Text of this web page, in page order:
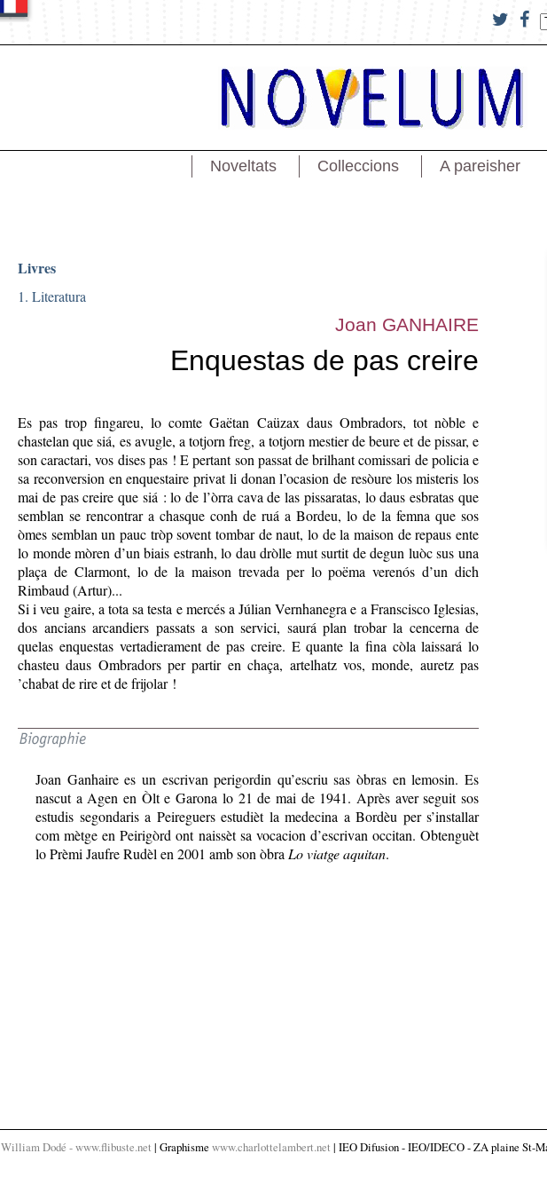
Noveltats Colleccions A pareisher
Livres
1. Literatura
Joan GANHAIRE
Enquestas de pas creire
Es pas trop fingareu, lo comte Gaëtan Caüzax daus Ombradors, tot nòble e
chastelan que siá, es avugle, a totjorn freg, a totjorn mestier de beure et de pissar, e
son caractari, vos dises pas ! E pertant son passat de brilhant comissari de policia e
sa reconversion en enquestaire privat li donan l’ocasion de resòure los misteris los
mai de pas creire que siá : lo de l’òrra cava de las pissaratas, lo daus esbratas que
semblan se rencontrar a chasque conh de ruá a Bordeu, lo de la femna que sos
òmes semblan un pauc tròp sovent tombar de naut, lo de la maison de repaus ente
lo monde mòren d’un biais estranh, lo dau dròlle mut surtit de degun luòc sus una
plaça de Clarmont, lo de la maison trevada per lo poëma verenós d’un dich
Rimbaud (Artur)...
Si i veu gaire, a tota sa testa e mercés a Júlian Vernhanegra e a Franscisco Iglesias,
dos ancians arcandiers passats a son servici, saurá plan trobar la cencerna de
quelas enquestas vertadierament de pas creire. E quante la fina còla laissará lo
chasteu daus Ombradors per partir en chaça, artelhatz vos, monde, auretz pas
’chabat de rire et de frijolar !
Joan Ganhaire es un escrivan perigordin qu’escriu sas òbras en lemosin. Es
nascut a Agen en Òlt e Garona lo 21 de mai de 1941. Après aver seguit sos
estudis segondaris a Peireguers estudièt la medecina a Bordèu per s’installar
com mètge en Peirigòrd ont naissèt sa vocacion d’escrivan occitan. Obtenguèt
lo Prèmi Jaufre Rudèl en 2001 amb son òbra Lo viatge aquitan.
William Dodé - www.flibuste.net | Graphisme www.charlottelambert.net | IEO Difusion - IEO/IDECO - ZA plaine St-